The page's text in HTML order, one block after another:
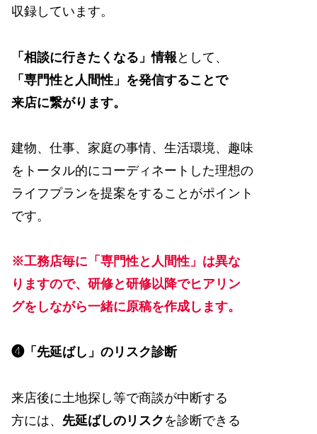
収録しています。
「相談に行きたくなる」情報 として、
「専門性と人間性」を発信することで
来店に繋がります。
建物、仕事、家庭の事情、生活環境、趣味
をトータル的にコーディネートした理想の
ライフプランを提案をすることがポイント
です。
※工務店毎に「専門性と人間性」は異な
りますので、研修と研修以降でヒアリン
グをしながら一緒に原稿を作成します。
❹「先延ばし」のリスク診断
来店後に土地探し等で商談が中断する
方には、 先延ばしのリスク を診断できる